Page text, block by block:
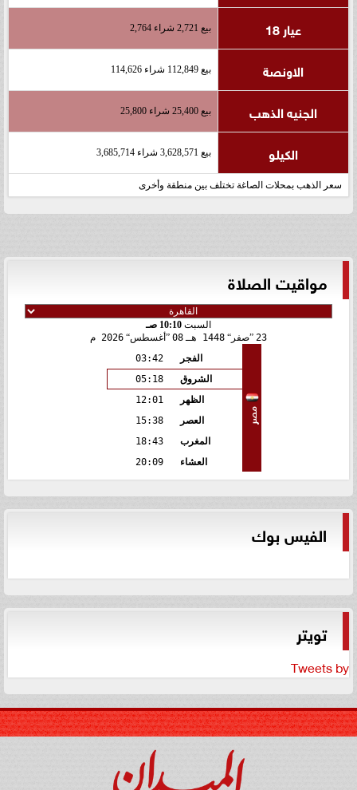
عيار 18 بيع 2,721 شراء 2,764
الاونصة بيع 112,849 شراء 114,626
الجنيه الذهب بيع 25,400 شراء 25,800
الكيلو بيع 3,628,571 شراء 3,685,714
سعر الذهب بمحلات الصاغة تختلف بين منطقة وأخرى
مواقيت الصلاة
السبت 10:10 صـ
23 صفر 1448 هـ 08 أغسطس 2026 م
مصر
الفجر
03:42
الشروق
05:18
الظهر
12:01
العصر
15:38
المغرب
18:43
العشاء
20:09
الفيس بوك
تويتر
Tweets by